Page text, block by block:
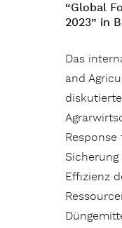
“Global
2023” in
Das
and
Effizienz